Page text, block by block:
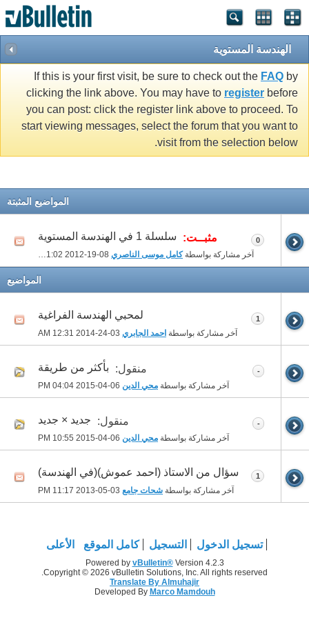
الهندسة المستوية
If this is your first visit, be sure to check out the FAQ by
clicking the link above. You may have to register before
you can post: click the register link above to proceed. To
start viewing messages, select the forum that you want to
visit from the selection below.
المواضيع المثبتة
مثبــت: سلسلة 1 في الهندسة المستوية
آخر مشاركة بواسطةكامل موسى الناصري 11:02 PM
0
المواضيع
لمحبي الهندسة الفراغية
آخر مشاركة بواسطة احمد الجابري 12:31 AM
1
منقول: بأكثر من طريقة
آخر مشاركة بواسطة محي الدين 04:04 PM
-
منقول: جديد × جديد
آخر مشاركة بواسطة محي الدين 10:55 PM
-
سؤال من الاستاذ (احمد عموش)(في الهندسة)
آخر مشاركة بواسطة شحات جامع 11:17 PM
1
تسجيل الدخول التسجيل كامل الموقع الأعلى
Powered by vBulletin®Version 4.2.3
Copyright © 2026 vBulletin Solutions, Inc. All rights reserved.
Translate By Almuhajir
Developed By Marco Mamdouh